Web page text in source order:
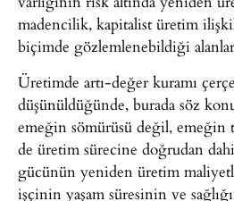
madencilik, kapitalist üretim
biçimde gözlemlenebildiği
Üretimde artı-değer kuramı
düşünüldüğünde, burada söz
emeğin sömürüsü değil, emeğin
de üretim sürecine doğrudan
gücünün yeniden üretim
işçinin yaşam süresinin ve